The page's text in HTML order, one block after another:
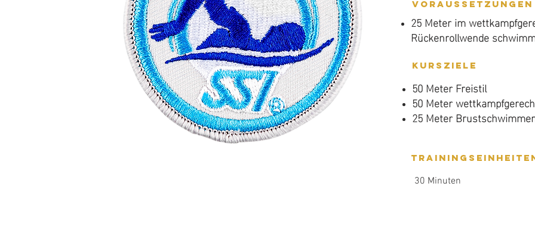
werden muss, wenn die
Schwimmwettkämpfen
Voraussetzungen
25 Meter Freistil
Kursziele
12 Meter
Trainingseinheiten
Voraussetzungen
25 Meter im
Rückenrollwende
Kursziele
50 Meter Freistil
50 Meter
25 Meter
30 Minuten